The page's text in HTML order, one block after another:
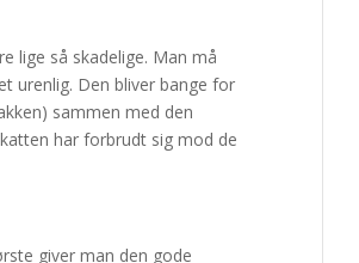
lige så skadelige. Man må
urenlig. Den bliver bange for
sammen med den
har forbrudt sig mod de
giver man den gode